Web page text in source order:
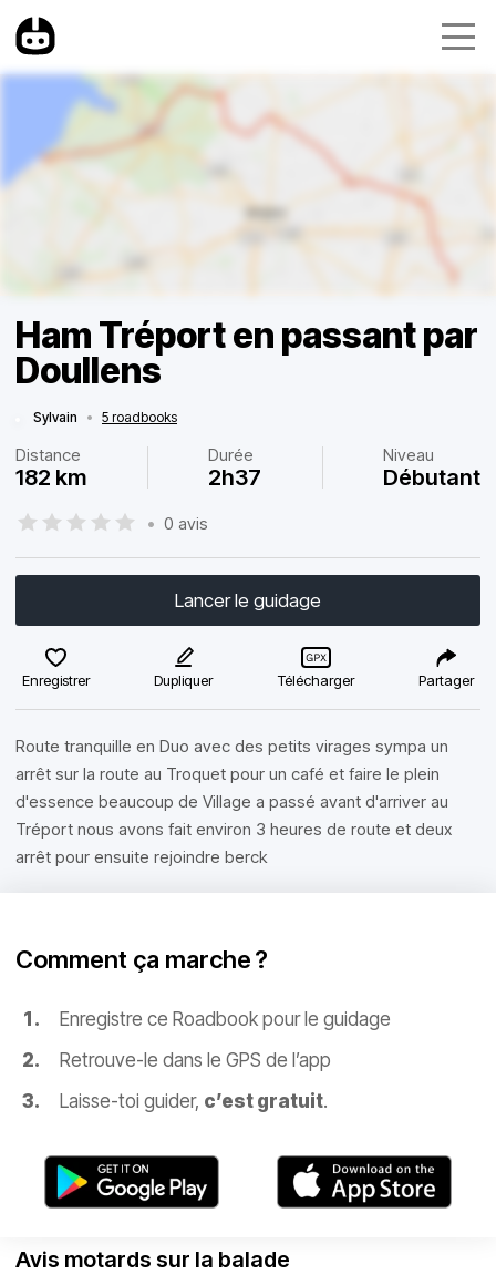
Ham Tréport en passant par
Doullens
Sylvain • 5 roadbooks
Distance
182 km
Durée
2h37
Niveau
Débutant
• 0 avis
Lancer le guidage
Enregistrer Dupliquer Télécharger Partager
Route tranquille en Duo avec des petits virages sympa un
arrêt sur la route au Troquet pour un café et faire le plein
d'essence beaucoup de Village a passé avant d'arriver au
Tréport nous avons fait environ 3 heures de route et deux
arrêt pour ensuite rejoindre berck
Comment ça marche ?
Enregistre ce Roadbook pour le guidage
Retrouve-le dans le GPS de l’app
Laisse-toi guider, c’est gratuit.
Avis motards sur la balade